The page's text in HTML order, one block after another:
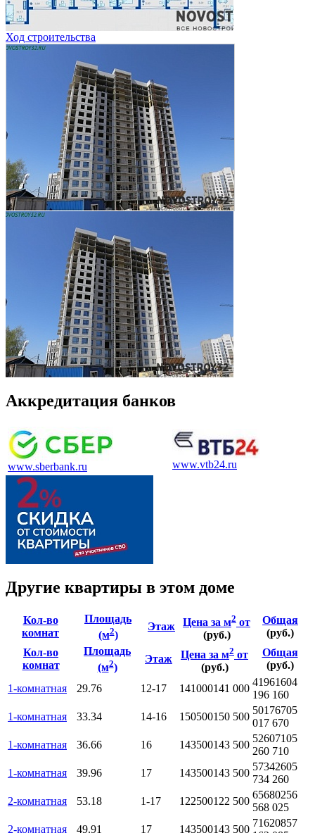
Ход строительства
Аккредитация банков
www.sberbank.ru www.vtb24.ru
Другие квартиры в этом доме
Кол-во
комнат
Площадь
(м2)
Этаж Цена за м2 от
(руб.)
Общая
(руб.)
Кол-во
комнат
Площадь
(м2)
Этаж Цена за м2 от
(руб.)
Общая
(руб.)
1-комнатная
29.76 12-17 141000141 000
41961604
196 160
1-комнатная
33.34 14-16 150500150 500
50176705
017 670
1-комнатная
36.66 16 143500143 500
52607105
260 710
1-комнатная
39.96 17 143500143 500
57342605
734 260
2-комнатная
53.18 1-17 122500122 500
65680256
568 025
2-комнатная
49.91 17 143500143 500
71620857